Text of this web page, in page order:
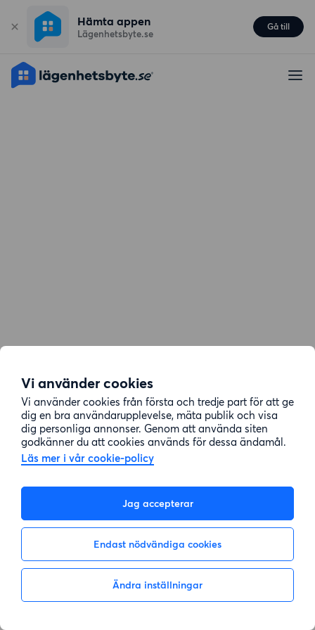
Vi använder cookies
Vi använder cookies från första och tredje part för att ge
dig en bra användarupplevelse, mäta publik och visa
dig personliga annonser. Genom att använda siten
godkänner du att cookies används för dessa ändamål.
Läs mer i vår cookie-policy
Jag accepterar
Endast nödvändiga cookies
Ändra inställningar
Hämta appen
Lägenhetsbyte.se
Gå till